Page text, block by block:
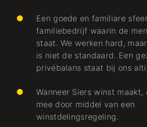
Een goede en familiare
familiebedrijf waarin de
staat. We werken hard,
is niet de standaard. Een
privébalans staat bij ons
Wanneer Siers winst maakt,
mee door middel van een
winstdelingsregeling.